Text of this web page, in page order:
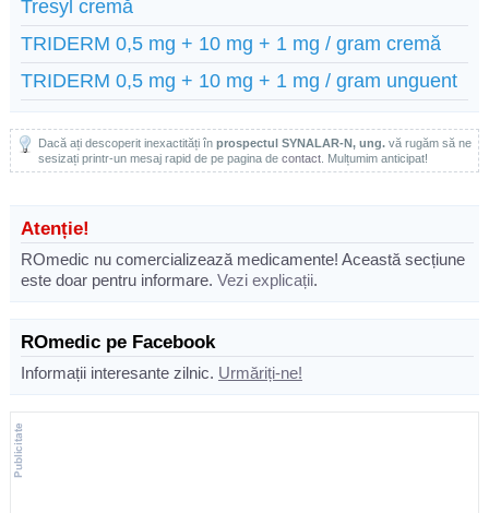
Tresyl cremă
TRIDERM 0,5 mg + 10 mg + 1 mg / gram cremă
TRIDERM 0,5 mg + 10 mg + 1 mg / gram unguent
Dacă ați descoperit inexactități în prospectul SYNALAR-N, ung.vă rugăm să ne
sesizați printr-un mesaj rapid de pe pagina de contact. Mulțumim anticipat!
Atenție!
ROmedic nu comercializează medicamente! Această secțiune
este doar pentru informare. Vezi explicații.
ROmedic pe Facebook
Informații interesante zilnic. Urmăriți-ne!